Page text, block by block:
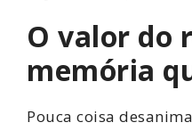
O valor do
memória
Pouca coisa